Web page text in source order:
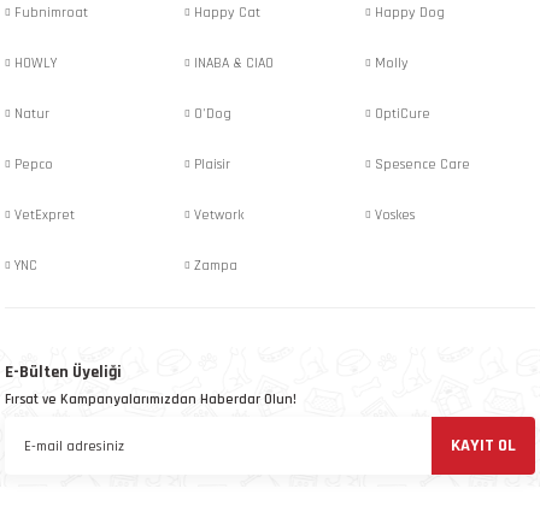
Fubnimroat Happy Cat Happy Dog
HOWLY INABA & CIAO Molly
Natur O'Dog OptiCure
Pepco Plaisir Spesence Care
VetExpret Vetwork Voskes
YNC Zampa
E-Bülten Üyeliği
Fırsat ve Kampanyalarımızdan Haberdar Olun!
KAYIT OL